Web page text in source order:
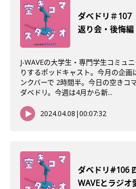
ダべドリ＃
返り会・後悔編
J-WAVEの大学生・専門学生コミュ
りするポッドキャスト。今月の企画
ンクバーで 2時間半。今日の空きコ
ダベドリ。今週は4月から新...
2024.04.08 |00:07:32
ダベドリ#106
WAVEとラジオ